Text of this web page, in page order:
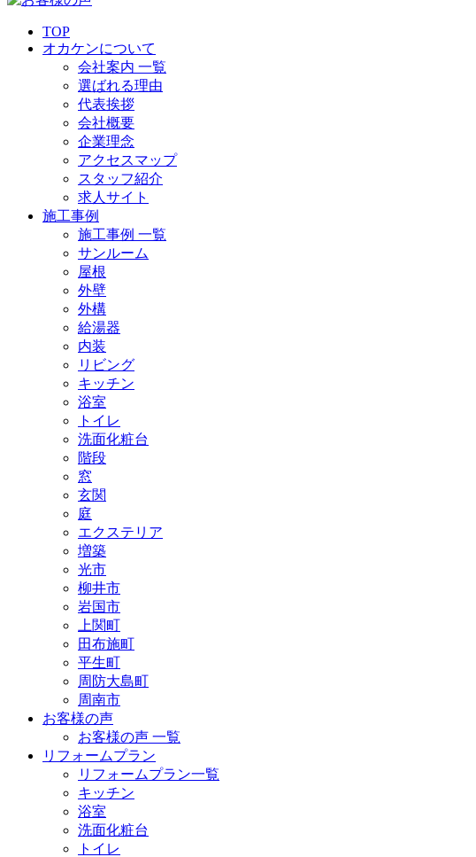
TOP
オカケンについて
会社案内 一覧
選ばれる理由
代表挨拶
会社概要
企業理念
アクセスマップ
スタッフ紹介
求人サイト
施工事例
施工事例 一覧
サンルーム
屋根
外壁
外構
給湯器
内装
リビング
キッチン
浴室
トイレ
洗面化粧台
階段
窓
玄関
庭
エクステリア
増築
光市
柳井市
岩国市
上関町
田布施町
平生町
周防大島町
周南市
お客様の声
お客様の声 一覧
リフォームプラン
リフォームプラン一覧
キッチン
浴室
洗面化粧台
トイレ